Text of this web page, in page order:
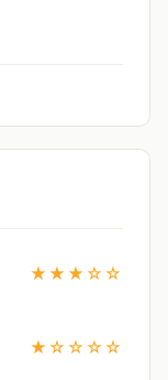
★★★☆☆
★☆☆☆☆